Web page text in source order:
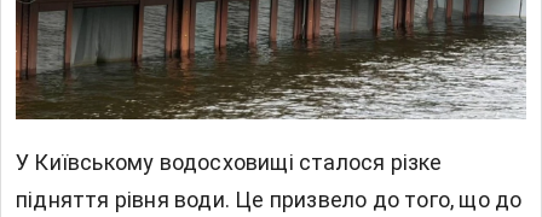
У Київському водосховищі сталося різке
підняття рівня води. Це призвело до того, що до